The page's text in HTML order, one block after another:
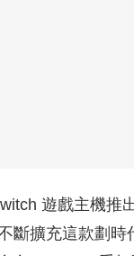
遊戲主機推
斷擴充這款劃時